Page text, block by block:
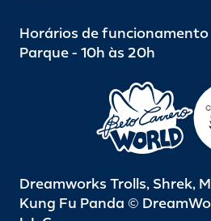
Horários de funcionamento
Parque - 10h às 20h
Dreamworks Trolls, Shrek,
Kung Fu Panda ©